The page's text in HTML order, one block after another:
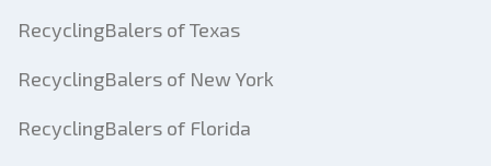
RecyclingBalers of Texas
RecyclingBalers of New York
RecyclingBalers of Florida